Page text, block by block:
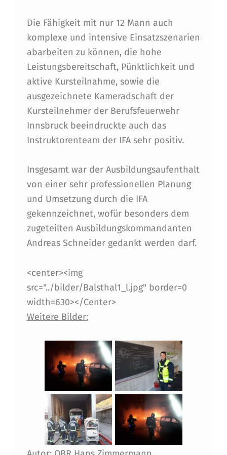
L
F
I
R
E
A
C
D
E
M
Y
I
B
A
L
Die Fähigkeit mit nur 12 Mann auch
komplexe und intensive Einsatzszenarien
abarbeiten zu können, die hohe
Leistungsbereitschaft, Pünktlichkeit und
aktive Kursteilnahme, sowie die
ausgezeichnete Kameradschaft der
Kursteilnehmer der Berufsfeuerwehr
Innsbruck beeindruckte auch das
Instruktorenteam der IFA sehr positiv.
Insgesamt war der Ausbildungsaufenthalt
von einer sehr professionellen Planung
und Umsetzung durch die IFA
gekennzeichnet, wofür besonders dem
zugeteilten Ausbildungskommandanten
Andreas Schneider gedankt werden darf.
<center><img
src="../bilder/Balsthal1_l.jpg" border=0
width=630></Center>
Weitere Bilder: